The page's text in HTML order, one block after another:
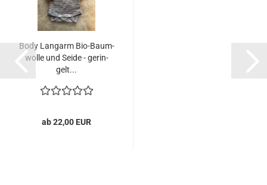
Body Lang­arm Bio-​Baum­
wol­le und Seide - ge­rin­
gelt...
ab 22,00 EUR